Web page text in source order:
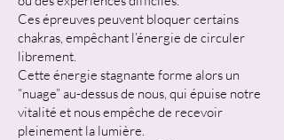
Ces épreuves peuvent bloquer certains
chakras, empêchant l’énergie de circuler
librement.
Cette énergie stagnante forme alors un
“nuage” au-dessus de nous, qui épuise notre
vitalité et nous empêche de recevoir
pleinement la lumière.